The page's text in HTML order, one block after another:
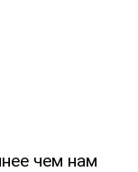
чем нам